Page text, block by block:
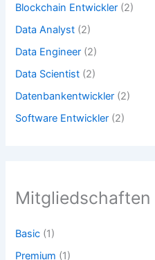
Blockchain Entwickler (2)
Data Analyst (2)
Data Engineer (2)
Data Scientist (2)
Datenbankentwickler (2)
Software Entwickler (2)
Mitgliedschaften
Basic (1)
Premium (1)